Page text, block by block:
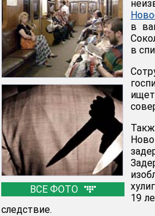
ВСЕ ФОТО
в
в
19
следствие.